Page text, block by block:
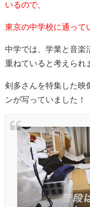
いるので、
東京の中学校に通って
中学では、学業と音楽
重ねていると考えられ
剣多さんを特集した映
ンが写っていました！